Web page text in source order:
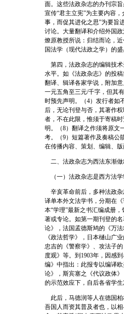
面。这些法政杂志的办刊宗
宣传“君主立宪”为主要内容
事，而促其进化之思”为要旨
讨论。大量翻译和介绍外国
燎原教授所说：归结而论，
国法学（现代法政之学）的
第四，法政杂志的编辑技术
水平。如《法政杂志》的投
翻译、辑译各家学说，附加
一元五角至三元/千字，但其
时预先声明。（4）发行者如
后，无论刊登与否，其著作
者，不在此限，惟须于寄稿
明。（8）翻译之作须将原文
考。（9）短篇著作及奏稿公
在传播内容、策划、编辑、
二、法政杂志为西法东渐做
（一）法政杂志是西方法
辛亥革命前后，多种法政杂
译单本外文法学书，分期在
本“学理”最新之书汇编成册
著或专论。如第一期刊登的
论》，法国孟德斯鸠的《万
《政法哲学》，日本樋山广
忠吉的《警察学》、攻法子
度观》等。到1903年，因感
编》中指出：此报专以编译
论》，斯宾塞之《代议政体
的示范效应下，自后各省学
此后，马德润等人在德国柏
吾国人而资其普及者也，以